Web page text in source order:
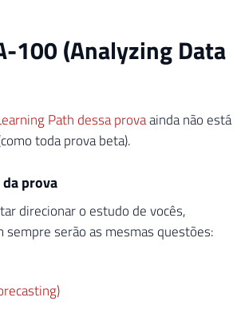
100 (Analyzing Data
Path dessa provaainda não está
toda prova beta).
prova
direcionar o estudo de vocês,
serão as mesmas questões: